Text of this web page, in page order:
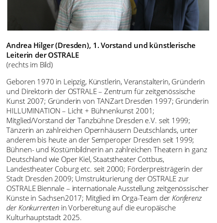
Andrea Hilger (Dresden), 1. Vorstand und künstlerische
Leiterin der OSTRALE
(rechts im Bild)
Geboren 1970 in Leipzig, Künstlerin, Veranstalterin, Gründerin
und Direktorin der OSTRALE – Zentrum für zeitgenössische
Kunst 2007; Gründerin von TANZart Dresden 1997; Gründerin
HILLUMINATION – Licht + Bühnenkunst 2001;
Mitglied/Vorstand der Tanzbühne Dresden e.V. seit 1999;
Tänzerin an zahlreichen Opernhäusern Deutschlands, unter
anderem bis heute an der Semperoper Dresden seit 1999;
Bühnen- und Kostümbildnerin an zahlreichen Theatern in ganz
Deutschland wie Oper Kiel, Staatstheater Cottbus,
Landestheater Coburg etc. seit 2000; Förderpreisträgerin der
Stadt Dresden 2009; Umstrukturierung der OSTRALE zur
OSTRALE Biennale – internationale Ausstellung zeitgenössischer
Künste in Sachsen2017; Mitglied im Orga-Team derKonferenz
der Konkurrenten in Vorbereitung auf die europäische
Kulturhauptstadt 2025.